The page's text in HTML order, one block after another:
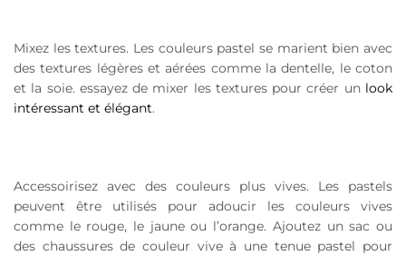
Mixez les textures. Les couleurs pastel se marient bien avec
des textures légères et aérées comme la dentelle, le coton
et la soie. essayez de mixer les textures pour créer un look
intéressant et élégant.
Accessoirisez avec des couleurs plus vives. Les pastels
peuvent être utilisés pour adoucir les couleurs vives
comme le rouge, le jaune ou l’orange. Ajoutez un sac ou
des chaussures de couleur vive à une tenue pastel pour